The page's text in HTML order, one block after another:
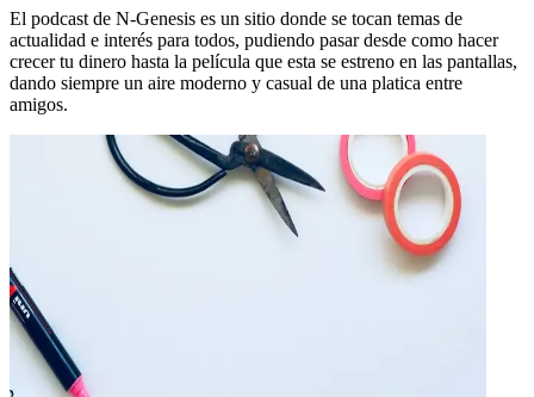
El podcast de N-Genesis es un sitio donde se tocan temas de
actualidad e interés para todos, pudiendo pasar desde como hacer
crecer tu dinero hasta la película que esta se estreno en las pantallas,
dando siempre un aire moderno y casual de una platica entre
amigos.